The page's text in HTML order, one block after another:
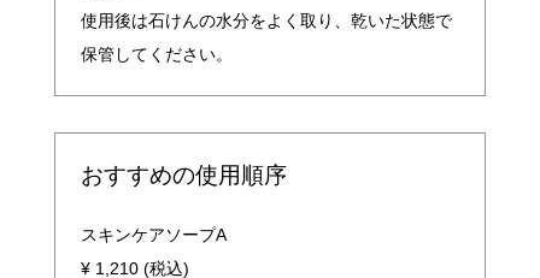
使用後は石けんの水分をよく取り、乾いた状態で
保管してください。
おすすめの使用順序
スキンケアソープA
¥ 1,210 (税込)